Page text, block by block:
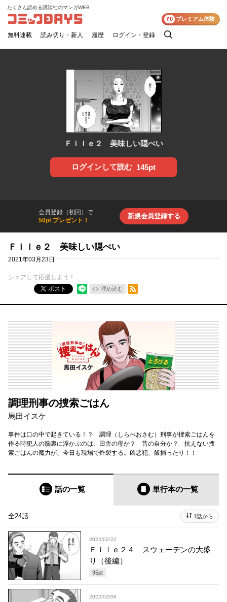
コミックDAYS
たくさん読める講談社のマンガWEB
無料連載 読み切り・新人 履歴 ログイン・登録
検
¥0 プレミアム体験
Ｆｉｌｅ２ 美味しい隠ぺい
ログインして読む 145pt
会員登録（初回）で
50pt プレゼント！
新規会員登録する
Ｆｉｌｅ２ 美味しい隠ぺい
2021年03月23日
シェアして応援しよう！
ポスト
埋め込む
RSSフィード
調理刑事の捜索ごはん
馬田イスケ
事件は口の中で起きている！？ 調理（しらべおさむ）刑事が捜索ごはんを
作る時犯人の脳裏に浮かぶのは、田舎の母か？ 昔の自分か？ 抗えない捜
索ごはんの魔力が、今日も現場で炸裂する。凶悪犯、飯捕ったり！！
話の一覧 単行本の一覧
全24話 1話から
2022/02/22
Ｆｉｌｅ２４ スウェーデンの大盛
り（後編）
95pt
2022/02/08